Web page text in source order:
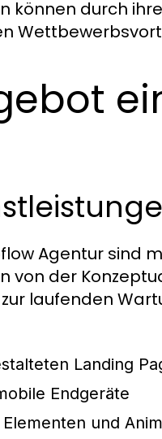
können durch
Agentur sind
von der
laufenden
Landing
Endgeräte
und